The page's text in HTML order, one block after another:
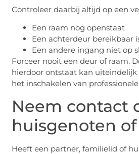
Controleer daarbij altijd op een
Een raam nog openstaat
Een achterdeur bereikbaar
Een andere ingang niet op
Forceer nooit een deur of raam.
hierdoor ontstaat kan
het inschakelen van
Neem contact
huisgenoten
Heeft een partner, familielid of